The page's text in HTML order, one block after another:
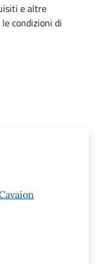
e altre
condizioni di